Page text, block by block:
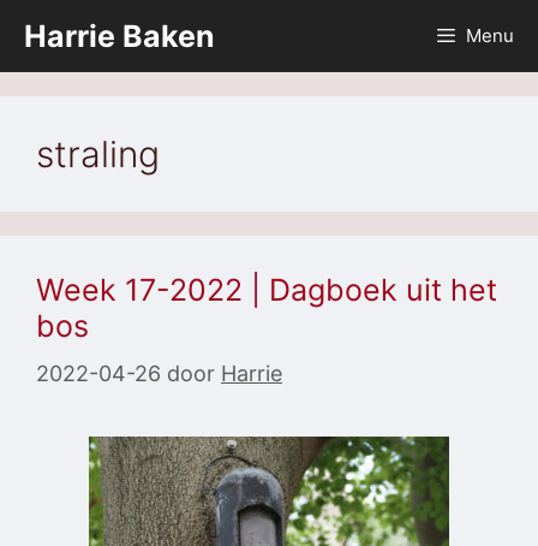
naar
de
Harrie Baken Menu
straling
Week 17-2022 | Dagboek uit het
bos
2022-04-26 door Harrie